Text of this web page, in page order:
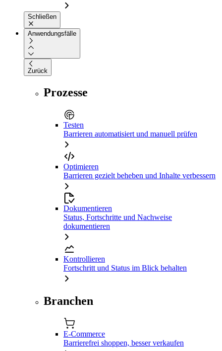
Schließen
Anwendungsfälle
Zurück
Prozesse
Testen
Barrieren automatisiert und manuell prüfen
Optimieren
Barrieren gezielt beheben und Inhalte verbessern
Dokumentieren
Status, Fortschritte und Nachweise
dokumentieren
Kontrollieren
Fortschritt und Status im Blick behalten
Branchen
E-Commerce
Barrierefrei shoppen, besser verkaufen